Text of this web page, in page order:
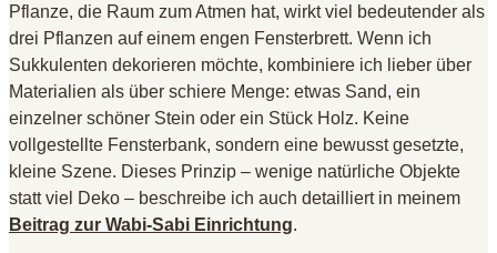
Pflanze, die Raum zum Atmen hat, wirkt viel bedeutender als
drei Pflanzen auf einem engen Fensterbrett. Wenn ich
Sukkulenten dekorieren möchte, kombiniere ich lieber über
Materialien als über schiere Menge: etwas Sand, ein
einzelner schöner Stein oder ein Stück Holz. Keine
vollgestellte Fensterbank, sondern eine bewusst gesetzte,
kleine Szene. Dieses Prinzip – wenige natürliche Objekte
statt viel Deko – beschreibe ich auch detailliert in meinem
Beitrag zur Wabi-Sabi Einrichtung.